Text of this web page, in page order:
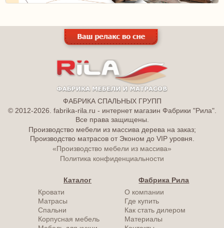
ФАБРИКА СПАЛЬНЫХ ГРУПП
© 2012-2026. fabrika-rila.ru - интернет магазин Фабрики "Рила".
Все права защищены.
Производство мебели из массива дерева на заказ;
Производство матрасов от Эконом до VIP уровня.
«Производство мебели из массива»
Политика конфиденциальности
Каталог
Кровати
Матрасы
Спальни
Корпусная мебель
Фабрика Рила
О компании
Где купить
Как стать дилером
Материалы